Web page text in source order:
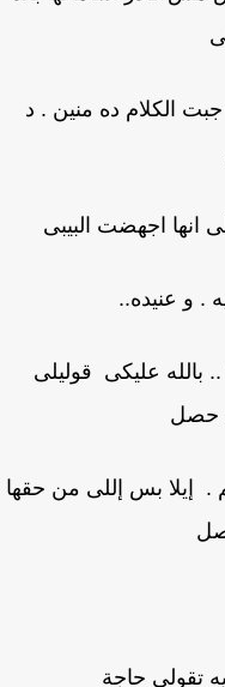
الكلام ده منين . د
.. بالله عليكى قوليلى
. إيلا بس إللى من حقها